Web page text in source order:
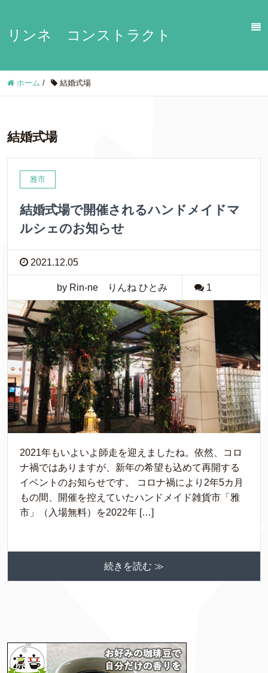
リンネ コンストラクト
ホーム / 結婚式場
結婚式場
雅市
結婚式場で開催されるハンドメイドマ
ルシェのお知らせ
2021.12.05
by Rin-ne りんね ひとみ 1
2021年もいよいよ師走を迎えましたね。依然、コロ
ナ禍ではありますが、新年の希望も込めて再開する
イベントのお知らせです。 コロナ禍により2年5カ月
もの間、開催を控えていたハンドメイド雑貨市「雅
市」（入場無料）を2022年 […]
続きを読む ≫